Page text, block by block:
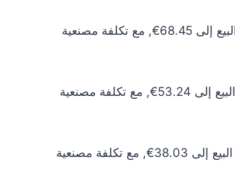
سعر الذهب عيار 18 اليوم يبلغ 60.41€ للشراء الخام و62.22€ للبيع الخام. أما مع إضافة المصنعية، فيرتفع سعر الشراء إلى 66.45€ وسعر البيع إلى 68.45€, مع تكلفة مصنعية
سعر الذهب عيار 14 اليوم يبلغ 46.99€ للشراء الخام و48.40€ للبيع الخام. أما مع إضافة المصنعية، فيرتفع سعر الشراء إلى 51.69€ وسعر البيع إلى 53.24€, مع تكلفة مصنعية
سعر الذهب عيار 10 اليوم يبلغ 33.56€ للشراء الخام و34.57€ للبيع الخام. أما مع إضافة المصنعية، فيرتفع سعر الشراء إلى 36.92€ وسعر البيع إلى 38.03€, مع تكلفة مصنعية